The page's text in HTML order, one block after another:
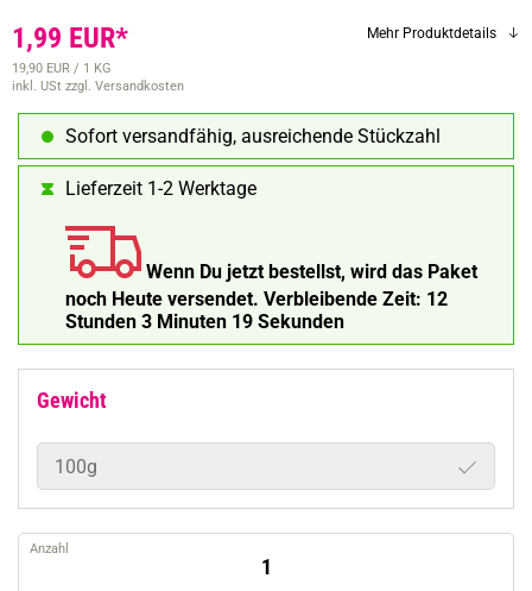
1,99 EUR*
19,90 EUR / 1 KG
inkl. USt zzgl. Versandkosten
Mehr Produktdetails
Sofort versandfähig, ausreichende Stückzahl
Lieferzeit 1-2 Werktage
Wenn Du jetzt bestellst, wird das Paket
noch Heute versendet. Verbleibende Zeit: 12
Stunden 3 Minuten 18 Sekunden
Gewicht
100g
Anzahl